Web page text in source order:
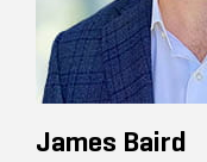
James Baird